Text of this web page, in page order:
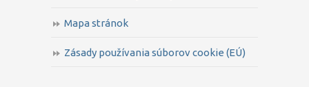
Mapa stránok
Zásady používania súborov cookie (EÚ)